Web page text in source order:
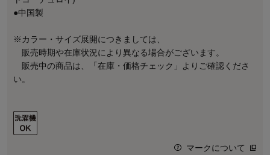
●中国製
※カラー・サイズ展開につきましては、
販売時期や在庫状況により異なる場合がございます。
販売中の商品は、「在庫・価格チェック」よりご確認くださ
い。
マークについて